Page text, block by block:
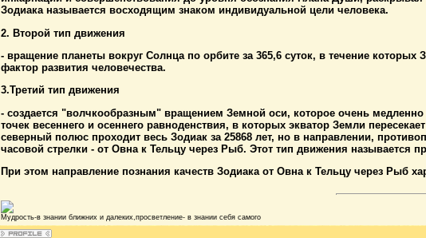
Зодиака называется восходящим знаком индивидуальной цели человека.
2. Второй тип движения
- вращение планеты вокруг Солнца по орбите за 365,6 суток, в течение
фактор развития человечества.
3.Третий тип движения
- создается "волчкообразным" вращением Земной оси, которое очень
точек весеннего и осеннего равноденствия, в которых экватор Земли
северный полюс проходит весь Зодиак за 25868 лет, но в направлении,
часовой стрелки - от Овна к Тельцу через Рыб. Этот тип движения называется
При этом направление познания качеств Зодиака от Овна к Тельцу через Рыб
Мудрость-в знании ближних и далеких,просветление- в знании себя самого